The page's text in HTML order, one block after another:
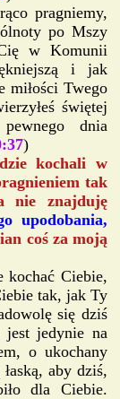
pragniemy,
po Mszy
w Komunii
i jak
miłości Twego
świętej
dnia
)
kochali w
tak
nie znajduję
upodobania,
coś za moją
kochać Ciebie,
tak, jak Ty
się dziś
jest jedynie na
o ukochany
aby dziś,
dla Ciebie.